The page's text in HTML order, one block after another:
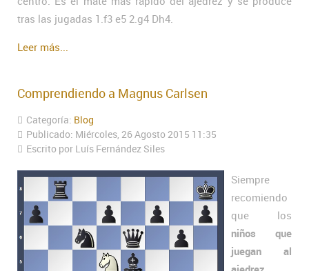
tras las jugadas 1.f3 e5 2.g4 Dh4.
Leer más...
Comprendiendo a Magnus Carlsen
Categoría: Blog
Publicado: Miércoles, 26 Agosto 2015 11:35
Escrito por Luís Fernández Siles
Siempre
recomiendo
que los
niños que
juegan al